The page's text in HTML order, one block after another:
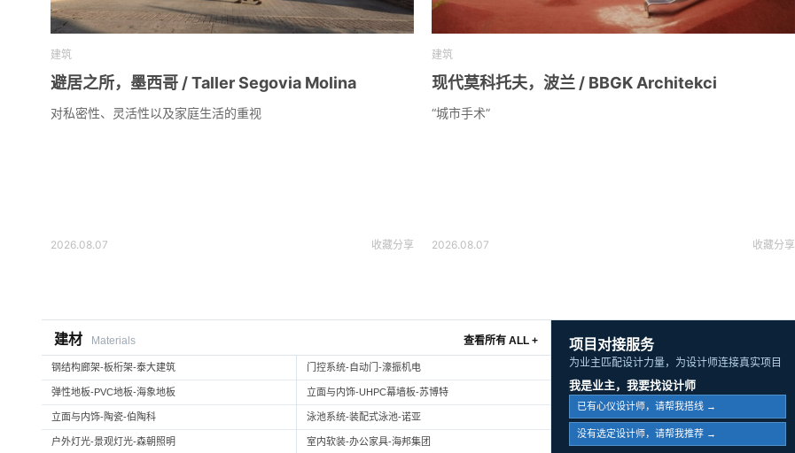
建筑
避居之所，墨西哥 / Taller Segovia Molina
对私密性、灵活性以及家庭生活的重视
2026.08.07 收藏分享
建筑
现代莫科托夫，波兰 / BBGK Architekci
“城市手术”
2026.08.07 收藏分享
建材 Materials 查看所有 ALL +
钢结构廊架-板桁架-泰大建筑 门控系统-自动门-濠振机电
弹性地板-PVC地板-海象地板 立面与内饰-UHPC幕墙板-苏博特
立面与内饰-陶瓷-伯陶科 泳池系统-装配式泳池-诺亚
户外灯光-景观灯光-森朝照明 室内软装-办公家具-海邦集团
项目对接服务
为业主匹配设计力量，为设计师连接真实项目
我是业主，我要找设计师
已有心仪设计师，请帮我搭线 →
没有选定设计师，请帮我推荐 →